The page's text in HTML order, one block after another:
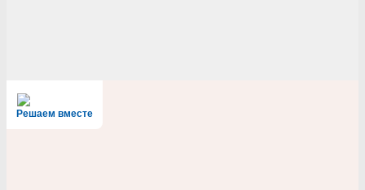
Решаем вместе